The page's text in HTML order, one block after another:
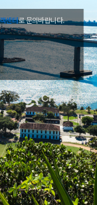
센터로 문의바랍니다.